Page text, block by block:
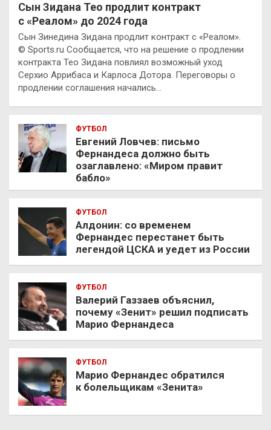
Сын Зидана Тео продлит контракт
с «Реалом» до 2024 года
Сын Зинедина Зидана продлит контракт с «Реалом».
© Sports.ru Сообщается, что на решение о продлении
контракта Тео Зидана повлиял возможный уход
Серхио Аррибаса и Карлоса Дотора. Переговоры о
продлении соглашения начались…
ФУТБОЛ
Евгений Ловчев: письмо
Фернандеса должно быть
озаглавлено: «Миром правит
бабло»
ФУТБОЛ
Алдонин: со временем
Фернандес перестанет быть
легендой ЦСКА и уедет из России
ФУТБОЛ
Валерий Газзаев объяснил,
почему «Зенит» решил подписать
Марио Фернандеса
ФУТБОЛ
Марио Фернандес обратился
к болельщикам «Зенита»